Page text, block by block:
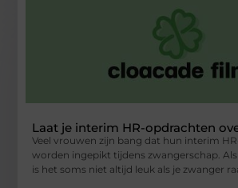
Laat je interim HR-opdrachten
Veel vrouwen zijn bang dat hun interim
worden ingepikt tijdens zwangerschap.
is het soms niet altijd leuk als je zwanger